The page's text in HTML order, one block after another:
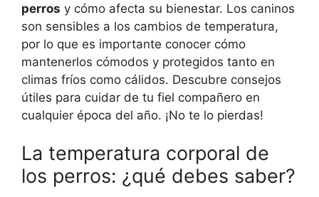
perros y cómo afecta su bienestar. Los caninos
son sensibles a los cambios de temperatura,
por lo que es importante conocer cómo
mantenerlos cómodos y protegidos tanto en
climas fríos como cálidos. Descubre consejos
útiles para cuidar de tu fiel compañero en
cualquier época del año. ¡No te lo pierdas!
La temperatura corporal de
los perros: ¿qué debes saber?